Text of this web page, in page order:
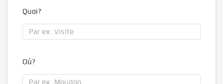
Quoi?
Où?